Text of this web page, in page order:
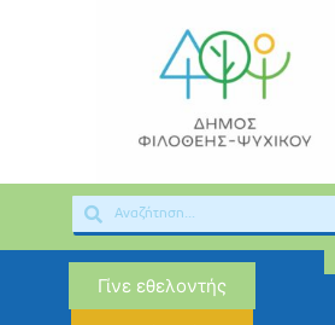
Γίνε εθελοντής